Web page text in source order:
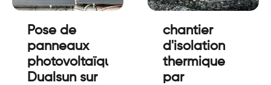
Pose de
panneaux
photovoltaïque
Dualsun sur
chantier
d'isolation
thermique
par